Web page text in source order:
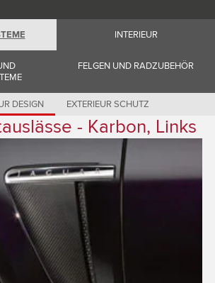
INTERIEUR
FELGEN UND RADZUBEHÖR
DESIGN EXTERIEUR SCHUTZ
- Karbon, Links